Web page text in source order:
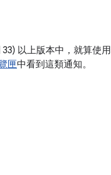
以上版本中，就算使用
匣中看到這類通知。